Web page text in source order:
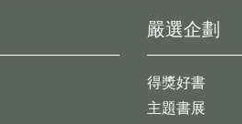
嚴選企劃
得獎好書
主題書展